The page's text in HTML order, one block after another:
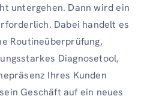
untergehen. Dann wird ein
Dabei handelt es
Routineüberprüfung,
Diagnosetool,
Ihres Kunden
Geschäft auf ein neues